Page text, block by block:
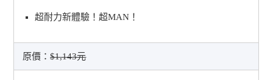
超耐力新體驗！超MAN！
原價：$1,143元